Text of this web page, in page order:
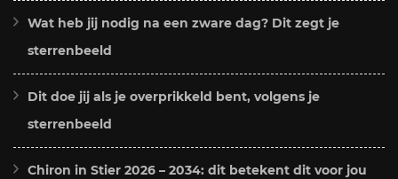
Wat heb jij nodig na een zware dag? Dit zegt je
sterrenbeeld
Dit doe jij als je overprikkeld bent, volgens je
sterrenbeeld
Chiron in Stier 2026 – 2034: dit betekent dit voor jou